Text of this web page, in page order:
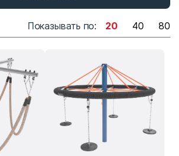
Показывать по: 20 40 80